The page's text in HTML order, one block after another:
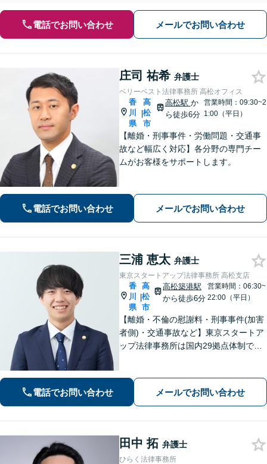
電話でお問い合わせ メールでお問い合わせ
庄司 祐希 弁護士
ベリーベスト法律事務所 高松オフィス
香
川
県
|
高
松
市
高松駅 か
ら徒歩6分
営業時間：09:30~2
1:00（平日）
【離婚・刑事事件・労働問題・交通事
故など幅広く対応】各分野の専門チー
ムがお客様をサポートします。
電話でお問い合わせ メールでお問い合わせ
三浦 恵太 弁護士
東京スタートアップ法律事務所 高松支店
香
川
県
|
高
松
市
高松築港駅
から徒歩6分
営業時間：06:30~
22:00（平日）
【離婚・不倫の慰謝料・刑事事件(加害
者側)・交通事故など】東京スタートア
ップ法律事務所は国内29拠点体制で全
専門性の高い弁護士が寄り添い解決を
サポートします。
電話でお問い合わせ メールでお問い合わせ
田中 拓 弁護士
ひらく法律事務所